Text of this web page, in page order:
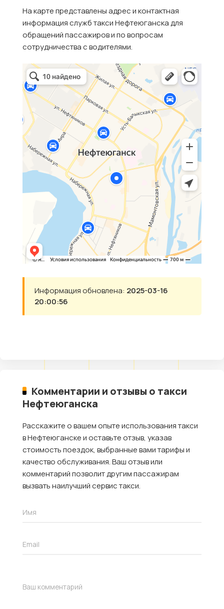
На карте представлены адрес и контактная
информация служб такси Нефтеюганска для
обращений пассажиров и по вопросам
сотрудничества с водителями.
Информация обновлена: 2025-03-16
20:00:56
Комментарии и отзывы о такси
Нефтеюганска
Расскажите о вашем опыте использования такси
в Нефтеюганске и оставьте отзыв, указав
стоимость поездок, выбранные вами тарифы и
качество обслуживания. Ваш отзыв или
комментарий позволит другим пассажирам
вызвать наилучший сервис такси.